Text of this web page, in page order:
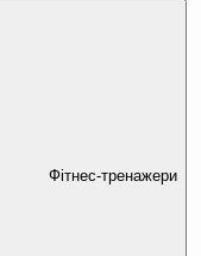
Фітнес-тренажери